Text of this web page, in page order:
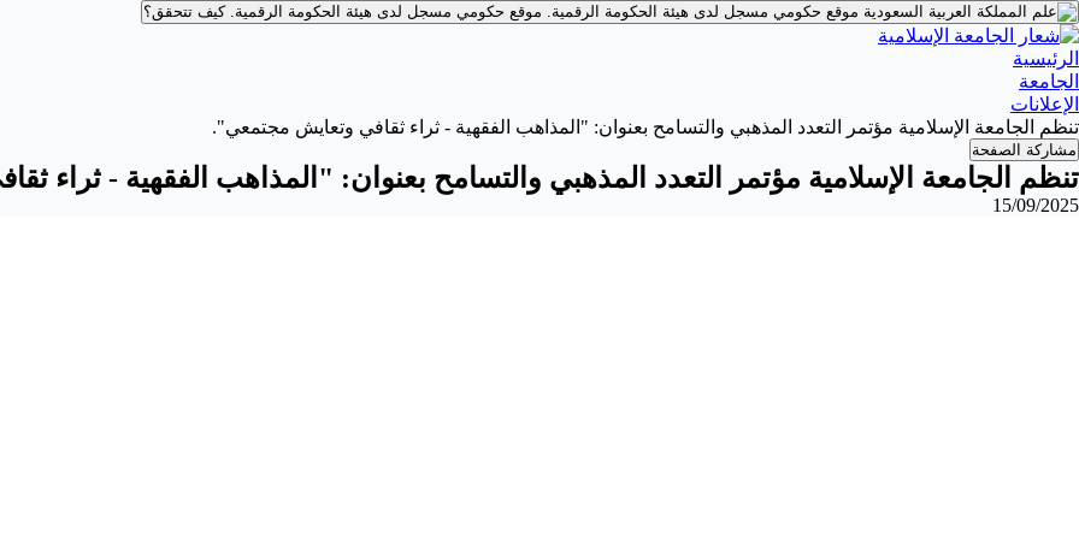
موقع حكومي مسجل لدى هيئة الحكومة الرقمية. موقع حكومي مسجل لدى هيئة الحكومة الرقمية.كيف تتحقق؟
الرئيسية
الجامعة
الإعلانات
تنظم الجامعة الإسلامية مؤتمر التعدد المذهبي والتسامح بعنوان: "المذاهب الفقهية - ثراء ثقافي وتعايش مجتمعي".
مشاركة الصفحة
تنظم الجامعة الإسلامية مؤتمر التعدد المذهبي والتسامح بعنوان: "المذاهب الفقهية - ثراء
15/09/2025